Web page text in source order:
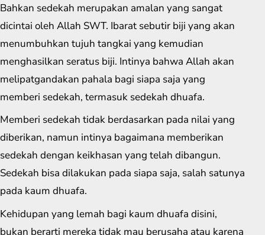
Bahkan sedekah merupakan amalan yang sangat
dicintai oleh Allah SWT. Ibarat sebutir biji yang akan
menumbuhkan tujuh tangkai yang kemudian
menghasilkan seratus biji. Intinya bahwa Allah akan
melipatgandakan pahala bagi siapa saja yang
memberi sedekah, termasuk sedekah dhuafa.
Memberi sedekah tidak berdasarkan pada nilai yang
diberikan, namun intinya bagaimana memberikan
sedekah dengan keikhasan yang telah dibangun.
Sedekah bisa dilakukan pada siapa saja, salah satunya
pada kaum dhuafa.
Kehidupan yang lemah bagi kaum dhuafa disini,
bukan berarti mereka tidak mau berusaha atau karena